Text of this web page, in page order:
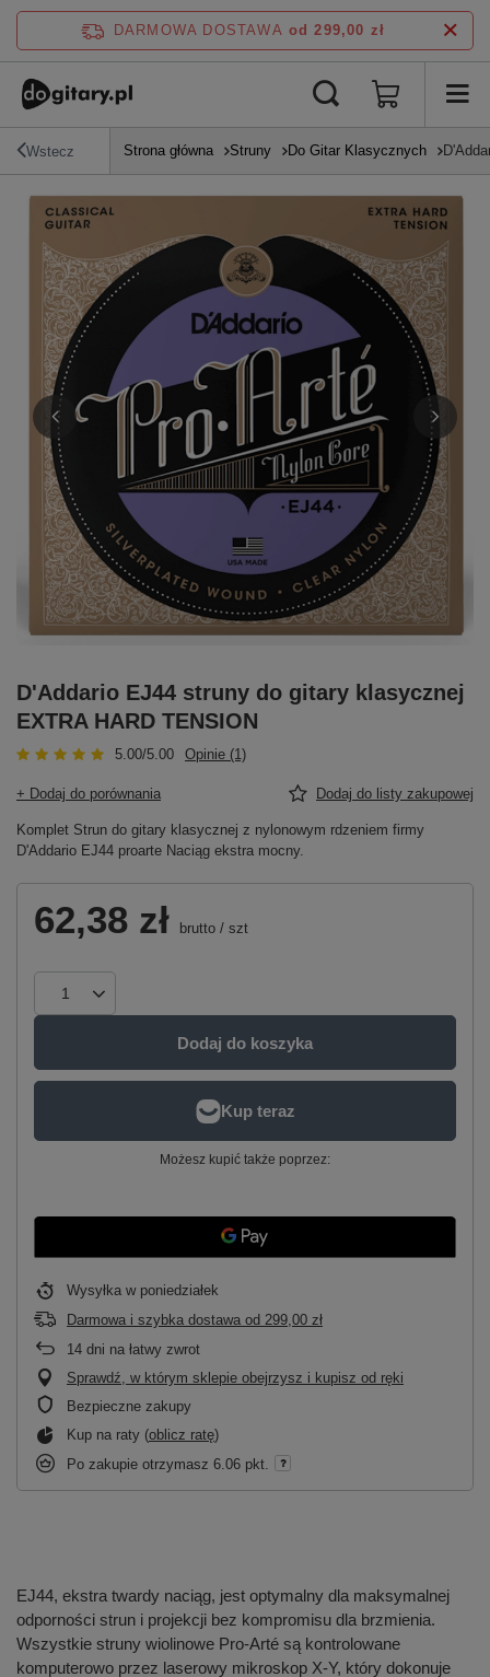
DARMOWA DOSTAWA od 299,00 zł
Wstecz Strona główna Struny Do Gitar Klasycznych
D'Addario EJ44 struny do gitary klasycznej
EXTRA HARD TENSION
5.00/5.00 Opinie (1)
+ Dodaj do porównania Dodaj do listy zakupowej
Komplet Strun do gitary klasycznej z nylonowym rdzeniem firmy
D'Addario EJ44 proarte Naciąg ekstra mocny.
62,38 zł brutto / szt
Dodaj do koszyka
Możesz kupić także poprzez:
Wysyłka w poniedziałek
Darmowa i szybka dostawa od 299,00 zł
14 dni na łatwy zwrot
Sprawdź, w którym sklepie obejrzysz i kupisz od ręki
Bezpieczne zakupy
Kup na raty (oblicz ratę)
Po zakupie otrzymasz 6.06 pkt.
EJ44, ekstra twardy naciąg, jest optymalny dla maksymalnej
odporności strun i projekcji bez kompromisu dla brzmienia.
Wszystkie struny wiolinowe Pro-Arté są kontrolowane
komputerowo przez laserowy mikroskop X-Y, który dokonuje